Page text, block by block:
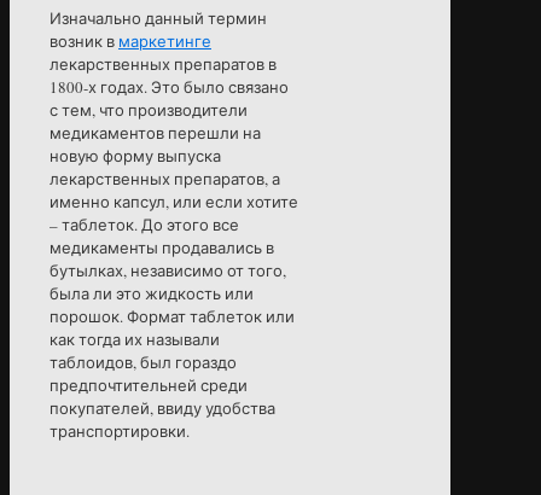
Изначально данный термин
возник в маркетинге
лекарственных препаратов в
1800-х годах. Это было связано
с тем, что производители
медикаментов перешли на
новую форму выпуска
лекарственных препаратов, а
именно капсул, или если хотите
– таблеток. До этого все
медикаменты продавались в
бутылках, независимо от того,
была ли это жидкость или
порошок. Формат таблеток или
как тогда их называли
таблоидов, был гораздо
предпочтительней среди
покупателей, ввиду удобства
транспортировки.